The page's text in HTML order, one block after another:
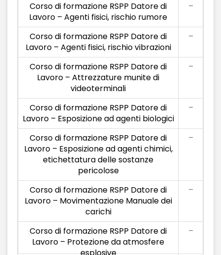
Corso di formazione RSPP Datore di
Lavoro – Agenti fisici, rischio rumore
–
Corso di formazione RSPP Datore di
Lavoro – Agenti fisici, rischio vibrazioni
–
Corso di formazione RSPP Datore di
Lavoro – Attrezzature munite di
videoterminali
–
Corso di formazione RSPP Datore di
Lavoro – Esposizione ad agenti biologici
–
Corso di formazione RSPP Datore di
Lavoro – Esposizione ad agenti chimici,
etichettatura delle sostanze
pericolose
–
Corso di formazione RSPP Datore di
Lavoro – Movimentazione Manuale dei
carichi
–
Corso di formazione RSPP Datore di
Lavoro – Protezione da atmosfere
–